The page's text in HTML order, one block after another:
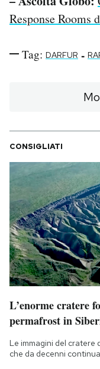
Response Rooms
Tag: DARFUR -
CONSIGLIATI
L’enorme cratere
permafrost in
Le immagini del cratere
che da decenni